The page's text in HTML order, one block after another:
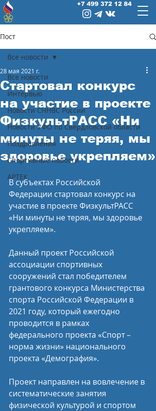
+7 499 372 12 84
Пост
Все новости
Интервью
Новости СННВС России
Новости УФО по Свердловской области
Поздравления
Спортивные новости
АРТЕК
Все новости
Стартовал конкурс
на участие в проекте
ФизкультРАСС «Ни
минуты не теряя, мы
здоровье укрепляем»
28 мая 2021 г.
В субъектах Российской
Федерации стартовал конкурс на
участие в проекте ФизкультРАСС
«Ни минуты не теряя, мы здоровье
укрепляем».
Данный проект Российской
ассоциации спортивных
сооружений стал победителем
грантового конкурса Министерства
спорта Российской Федерации в
2021 году, который ежегодно
проводится в рамках
федерального проекта «Спорт –
норма жизни» национального
проекта «Демография».
Проект направлен на вовлечение в
систематические занятия
физической культурой и спортом